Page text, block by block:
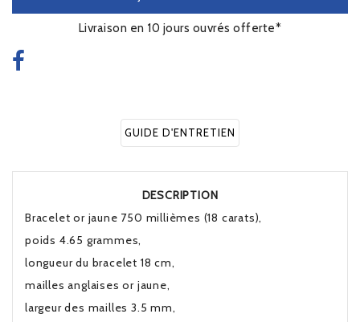
Livraison en 10 jours ouvrés offerte*
GUIDE D'ENTRETIEN
DESCRIPTION
Bracelet or jaune 750 millièmes (18 carats),
poids 4.65 grammes,
longueur du bracelet 18 cm,
mailles anglaises or jaune,
largeur des mailles 3.5 mm,